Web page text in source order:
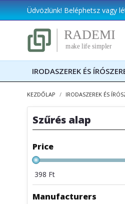
Üdvözlünk!Beléphetszvagy
IRODASZEREK ÉS
KEZDŐLAP IRODASZEREK ÉS
Szűrés alap
Price
398 Ft
Manufacturers